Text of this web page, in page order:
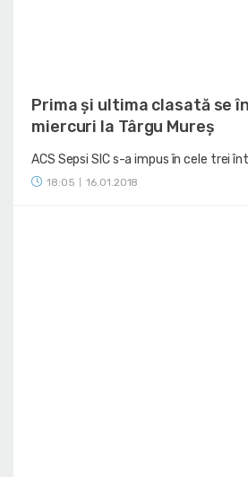
Prima și ultima clasată se
miercuri la Târgu Mureș
ACS Sepsi SIC s-a impus în cele trei
18:05 16.01.2018